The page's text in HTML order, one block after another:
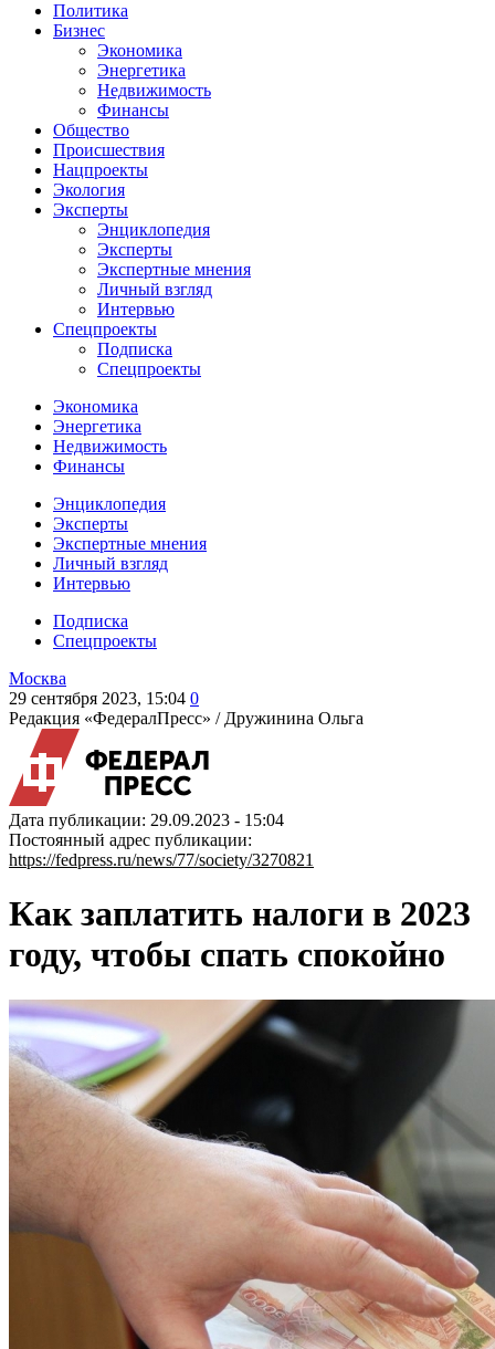
Политика
Бизнес
Экономика
Энергетика
Недвижимость
Финансы
Общество
Происшествия
Нацпроекты
Экология
Эксперты
Энциклопедия
Эксперты
Экспертные мнения
Личный взгляд
Интервью
Спецпроекты
Подписка
Спецпроекты
Экономика
Энергетика
Недвижимость
Финансы
Энциклопедия
Эксперты
Экспертные мнения
Личный взгляд
Интервью
Подписка
Спецпроекты
Москва
29 сентября 2023, 15:04 0
Редакция «ФедералПресс» / Дружинина Ольга
Дата публикации: 29.09.2023 - 15:04
Постоянный адрес публикации:
https://fedpress.ru/news/77/society/3270821
Как заплатить налоги в 2023
году, чтобы спать спокойно